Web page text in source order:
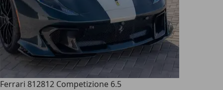
Ferrari 812812 Competizione 6.5